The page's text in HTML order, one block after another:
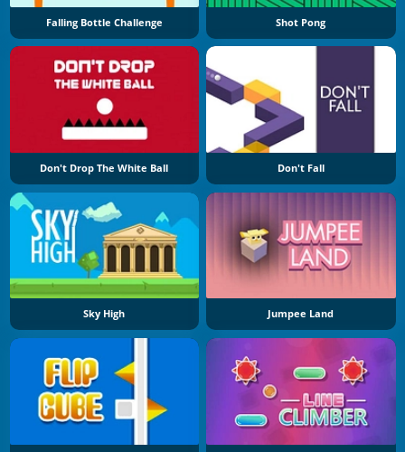
Falling Bottle Challenge Shot Pong
Don't Drop The White Ball Don't Fall
Sky High Jumpee Land